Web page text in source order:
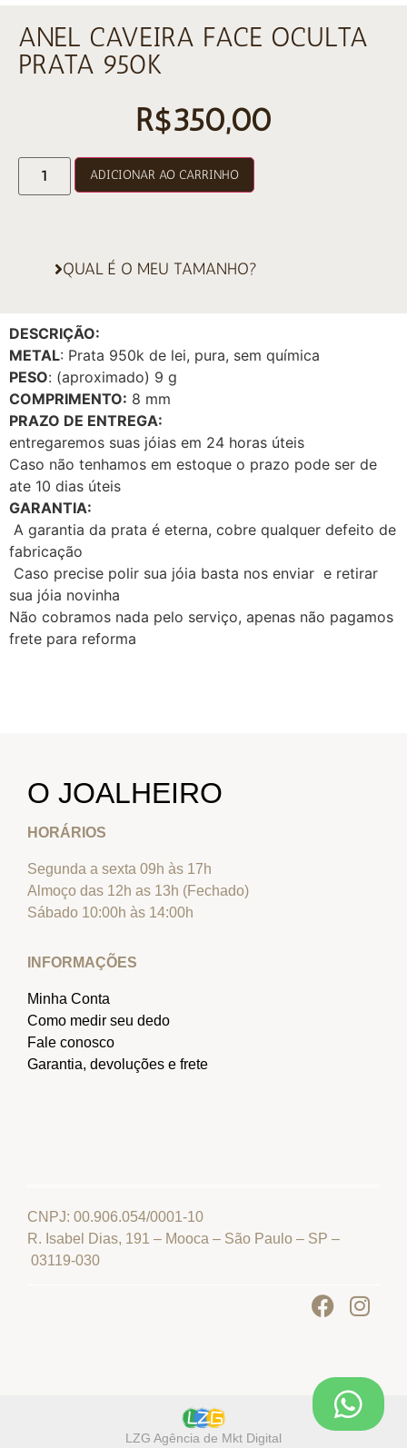
ANEL CAVEIRA FACE OCULTA
PRATA 950K
R$350,00
ADICIONAR AO CARRINHO
QUAL É O MEU TAMANHO?
DESCRIÇÃO:
METAL: Prata 950k de lei, pura, sem química
PESO: (aproximado) 9 g
COMPRIMENTO: 8 mm
PRAZO DE ENTREGA:
entregaremos suas jóias em 24 horas úteis
Caso não tenhamos em estoque o prazo pode ser de
ate 10 dias úteis
GARANTIA:
A garantia da prata é eterna, cobre qualquer defeito de
fabricação
Caso precise polir sua jóia basta nos enviar e retirar
sua jóia novinha
Não cobramos nada pelo serviço, apenas não pagamos
frete para reforma
O JOALHEIRO
HORÁRIOS
Segunda a sexta 09h às 17h
Almoço das 12h as 13h (Fechado)
Sábado 10:00h às 14:00h
INFORMAÇÕES
Minha Conta
Como medir seu dedo
Fale conosco
Garantia, devoluções e frete
CNPJ: 00.906.054/0001-10
R. Isabel Dias, 191 – Mooca – São Paulo – SP –
03119-030
LZG Agência de Mkt Digital